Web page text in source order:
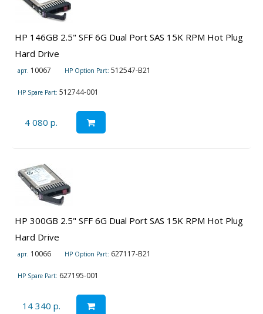
HP 146GB 2.5" SFF 6G Dual Port SAS 15K RPM Hot Plug
Hard Drive
арт. 10067 HP Option Part: 512547-B21
HP Spare Part: 512744-001
4 080 р.
HP 300GB 2.5" SFF 6G Dual Port SAS 15K RPM Hot Plug
Hard Drive
арт. 10066 HP Option Part: 627117-B21
HP Spare Part: 627195-001
14 340 р.